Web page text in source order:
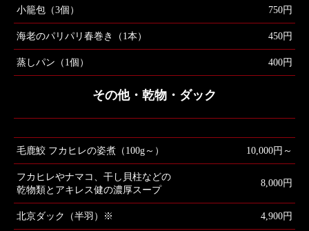
小籠包（3個） 750円
海老のパリパリ春巻き（1本） 450円
蒸しパン（1個） 400円
その他・乾物・ダック
毛鹿鮫 フカヒレの姿煮（100g～） 10,000円～
フカヒレやナマコ、干し貝柱などの
乾物類とアキレス健の濃厚スープ
8,000円
北京ダック（半羽）※ 4,900円